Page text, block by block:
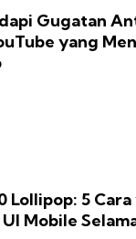
Gugatan
yang
Lollipop: 5 Cara
Mobile